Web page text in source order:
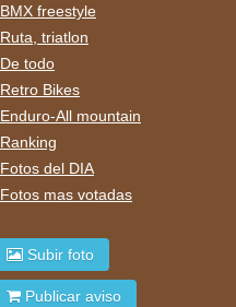
BMX freestyle
Ruta, triatlon
De todo
Retro Bikes
Enduro-All mountain
Ranking
Fotos del DIA
Fotos mas votadas
Subir foto
Publicar aviso